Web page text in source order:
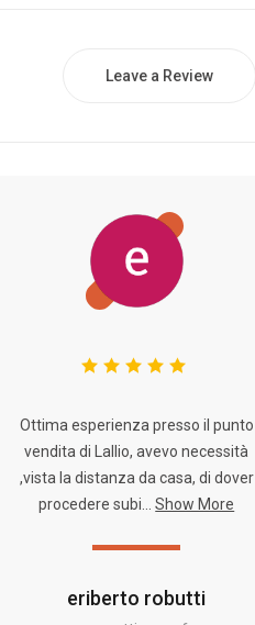
Leave a Review
eriberto robutti
Ottima esperienza presso il punto
vendita di Lallio, avevo necessità
,vista la distanza da casa, di dover
procedere subi... Show More